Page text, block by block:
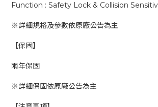
Function : Safety Lock & Collision
※詳細規格及參數依原廠公告為主
【保固】
兩年保固
※詳細保固依原廠公告為主